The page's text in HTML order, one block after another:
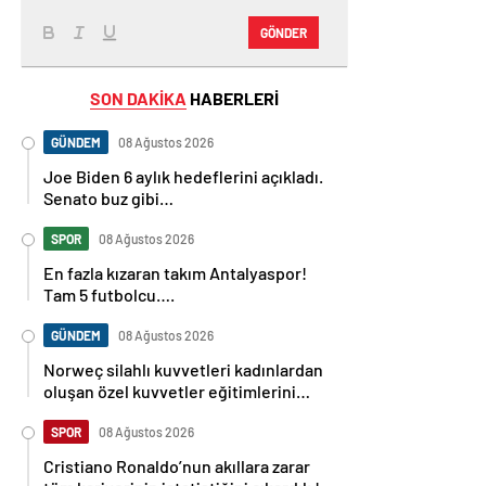
GÖNDER
SON DAKİKA HABERLERİ
GÜNDEM 08 Ağustos 2026
Joe Biden 6 aylık hedeflerini açıkladı.
Senato buz gibi…
SPOR 08 Ağustos 2026
En fazla kızaran takım Antalyaspor!
Tam 5 futbolcu….
GÜNDEM 08 Ağustos 2026
Norweç silahlı kuvvetleri kadınlardan
oluşan özel kuvvetler eğitimlerini
SPOR 08 Ağustos 2026
Cristiano Ronaldo’nun akıllara zarar